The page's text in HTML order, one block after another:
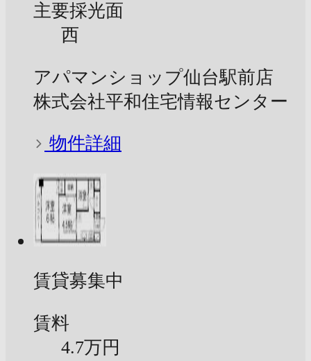
主要採光面
西
アパマンショップ仙台駅前店
株式会社平和住宅情報センター
物件詳細
賃貸募集中
賃料
4.7万円